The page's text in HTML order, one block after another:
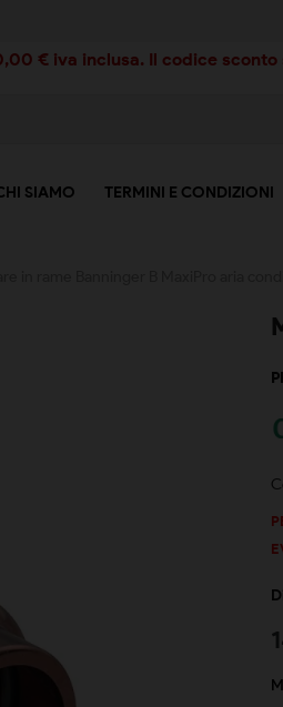
€ iva inclusa. Il codice
SIAMO TERMINI E CONDIZIONI